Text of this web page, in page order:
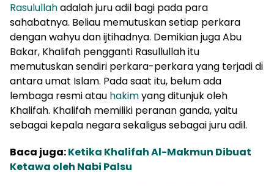
Rasulullahadalah juru adil bagi pada para
sahabatnya. Beliau memutuskan setiap perkara
dengan wahyu dan ijtihadnya. Demikian juga Abu
Bakar, Khalifah pengganti Rasullullah itu
memutuskan sendiri perkara-perkara yang terjadi di
antara umat Islam. Pada saat itu, belum ada
lembaga resmi atau hakimyang ditunjuk oleh
Khalifah. Khalifah memiliki peranan ganda, yaitu
sebagai kepala negara sekaligus sebagai juru adil.
Baca juga:Ketika Khalifah Al-Makmun Dibuat
Ketawa oleh Nabi Palsu